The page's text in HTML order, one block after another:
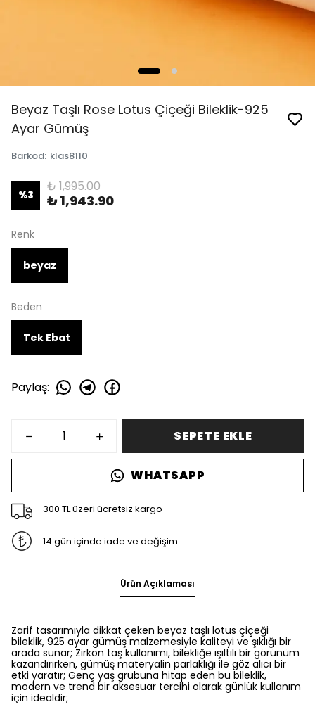
Beyaz Taşlı Rose Lotus Çiçeği Bileklik-925
Ayar Gümüş
Barkod: klas8110
%3
₺ 1,995.00
₺ 1,943.90
Renk
beyaz
Beden
Tek Ebat
Paylaş:
SEPETE EKLE
WHATSAPP
300 TL üzeri ücretsiz kargo
14 gün içinde iade ve değişim
Ürün Açıklaması
Zarif tasarımıyla dikkat çeken beyaz taşlı lotus çiçeği
bileklik, 925 ayar gümüş malzemesiyle kaliteyi ve şıklığı bir
arada sunar; Zirkon taş kullanımı, bilekliğe ışıltılı bir görünüm
kazandırırken, gümüş materyalin parlaklığı ile göz alıcı bir
etki yaratır; Genç yaş grubuna hitap eden bu bileklik,
modern ve trend bir aksesuar tercihi olarak günlük kullanım
için idealdir;